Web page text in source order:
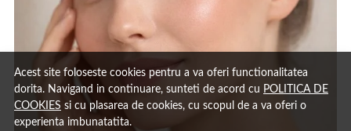
Acest site foloseste cookies pentru a va oferi functionalitatea
dorita. Navigand in continuare, sunteti de acord cu POLITICA DE
COOKIES si cu plasarea de cookies, cu scopul de a va oferi o
experienta imbunatatita.